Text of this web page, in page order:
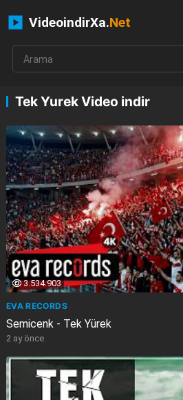
VideoindirXa.Net
Tek Yurek Video indir
3.534.903
EVA RECORDS
Semicenk - Tek Yürek
2 ay önce